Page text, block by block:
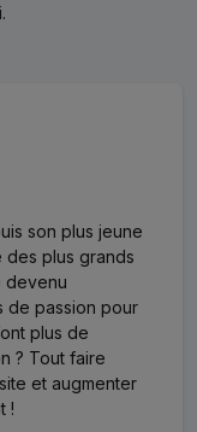
son plus jeune
des plus grands
devenu
de passion pour
plus de
? Tout faire
et augmenter
!